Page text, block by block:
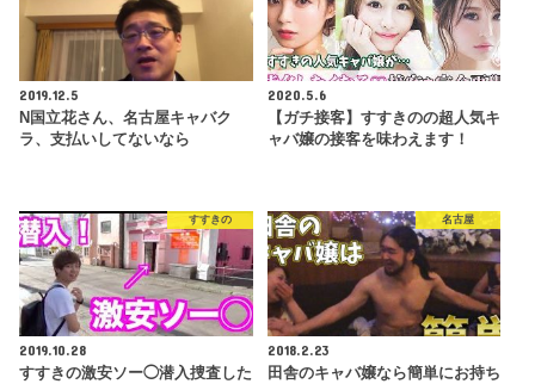
2019.12.5
N国立花さん、名古屋キャバク
ラ、支払いしてないなら
2020.5.6
【ガチ接客】すすきのの超人気キ
ャバ嬢の接客を味わえます！
すすきの
2019.10.28
すすきの激安ソー◯潜入捜査した
名古屋
2018.2.23
田舎のキャバ嬢なら簡単にお持ち